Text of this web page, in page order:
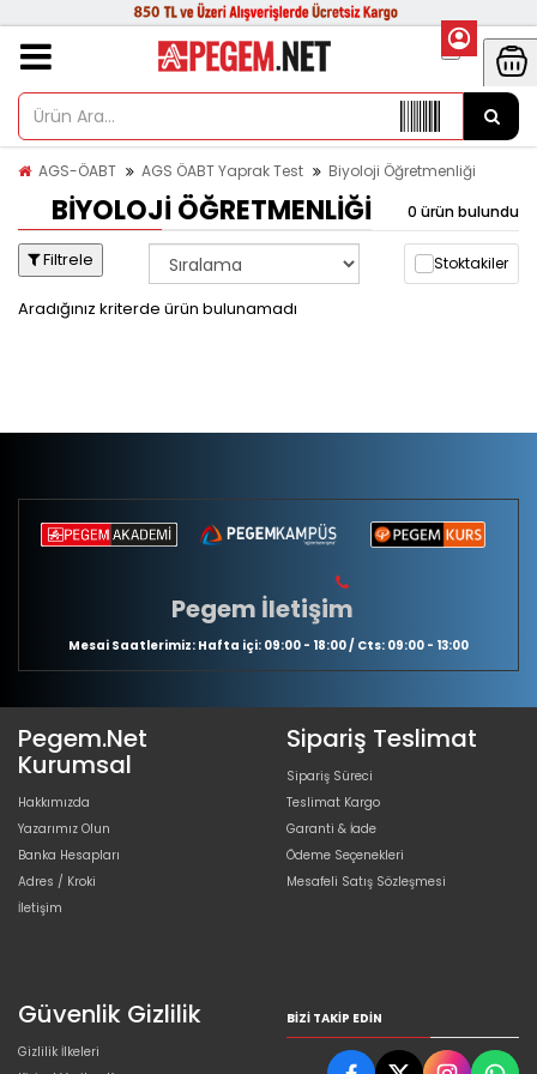
AGS-ÖABT AGS ÖABT Yaprak Test Biyoloji Öğretmenliği
BIYOLOJI ÖĞRETMENLIĞI 0 ürün bulundu
Filtrele Stoktakiler
Aradığınız kriterde ürün bulunamadı
Pegem İletişim
Mesai Saatlerimiz: Hafta içi: 09:00 - 18:00 / Cts: 09:00 - 13:00
Pegem.Net
Kurumsal
Hakkımızda
Yazarımız Olun
Banka Hesapları
Adres / Kroki
İletişim
Sipariş Teslimat
Sipariş Süreci
Teslimat Kargo
Garanti & İade
Ödeme Seçenekleri
Mesafeli Satış Sözleşmesi
Güvenlik Gizlilik
Gizlilik İlkeleri
BIZI TAKIP EDIN